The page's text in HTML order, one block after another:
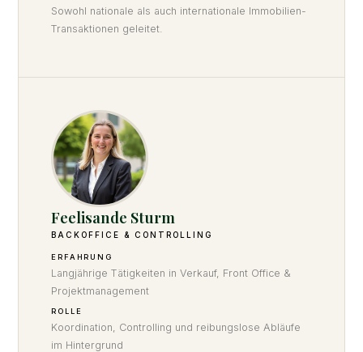
Sowohl nationale als auch internationale Immobilien-
Transaktionen geleitet.
Feelisande Sturm
BACKOFFICE & CONTROLLING
ERFAHRUNG
Langjährige Tätigkeiten in Verkauf, Front Office &
Projektmanagement
ROLLE
Koordination, Controlling und reibungslose Abläufe
im Hintergrund